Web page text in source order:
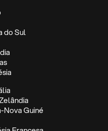
do Sul
Nova Guiné